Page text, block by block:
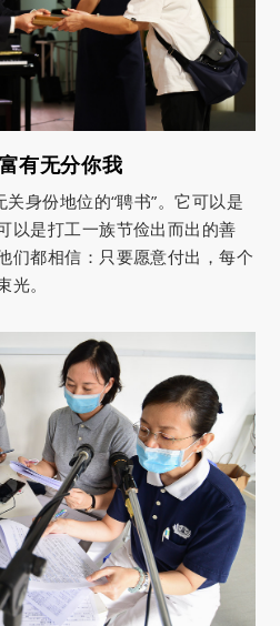
有无分你我
身份地位的“聘书”。它可以是
以是打工一族节俭出而出的善
们都相信：只要愿意付出，每个
。